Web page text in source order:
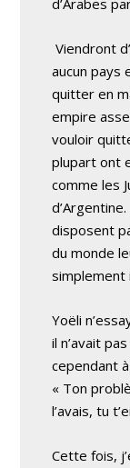
d’Arabes
Viendront
aucun pays
quitter en
empire
vouloir
plupart ont
comme les
disposent
du monde
simplement
Yoëli
il n’avait
cependant
« Ton
l’avais, tu
Cette fois,